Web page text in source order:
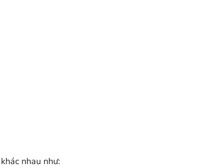
nhau như: